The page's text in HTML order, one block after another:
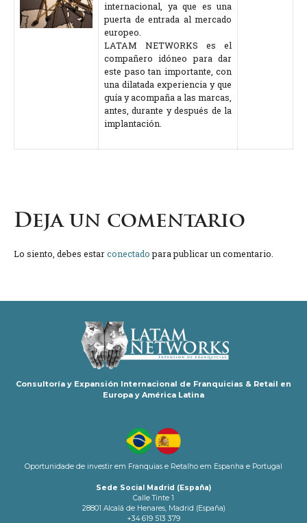
internacional, ya que es una
puerta de entrada al mercado
europeo.
LATAM NETWORKS es el
compañero idóneo para dar
este paso tan importante, con
una dilatada experiencia y que
guía y acompaña a las marcas,
antes, durante y después de la
implantación.
Deja un comentario
Lo siento, debes estarconectadopara publicar un comentario.
Consultoría y Expansión Internacional de Franquicias & Retail en
Europa y América Latina
Oportunidade de investir em Franquias e Retalho em Espanha e Portugal
Sede Social Madrid (España)
Calle Tinte 1
28801 Alcalá de Henares, Madrid (España)
+34 619 513 379